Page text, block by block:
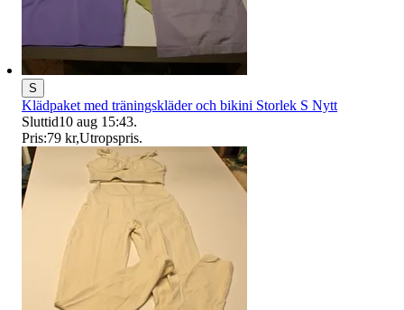
S
Klädpaket med träningskläder och bikini Storlek S Nytt
Sluttid10 aug 15:43.
Pris:79 kr,Utropspris.